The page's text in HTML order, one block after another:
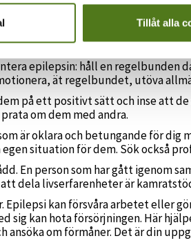
Tillåt alla
epilepsi och skaffa information
är dock en allvarlig sjukdom, vars
epilepsin: håll en
ät regelbundet, utöva
på ett positivt sätt och inse att
om dem med andra.
är oklara och betungande för dig
situation för dem. Sök också
En person som har gått igenom
dela livserfarenheter är
kan försvåra arbetet eller
sig kan hota försörjningen. Här
ansöka om förmåner. Det är din